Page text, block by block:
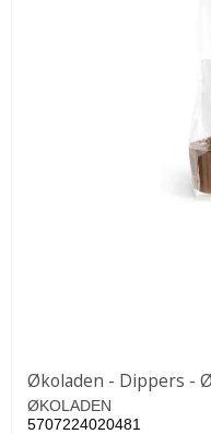
Økoladen - Dippers -
ØKOLADEN
5707224020481